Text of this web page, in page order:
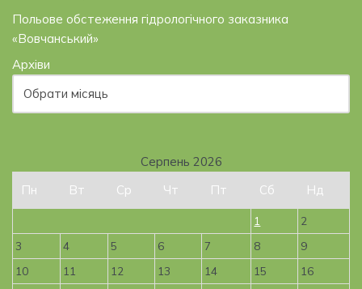
Польове обстеження гідрологічного заказника
«Вовчанський»
Архіви
Серпень 2026
Пн
Вт Ср Чт Пт Сб Нд
1
2
3
4 5 6 7 8
9
10
11 12 13 14 15 16